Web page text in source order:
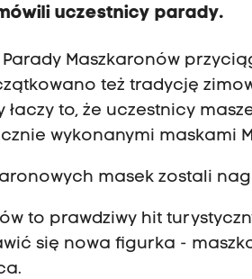
uczestnicy parady.
Maszkaronów
też tradycję
łaczy to, że uczestnicy
wykonanymi maskami
masek zostali
to prawdziwy hit
się nowa figurka -